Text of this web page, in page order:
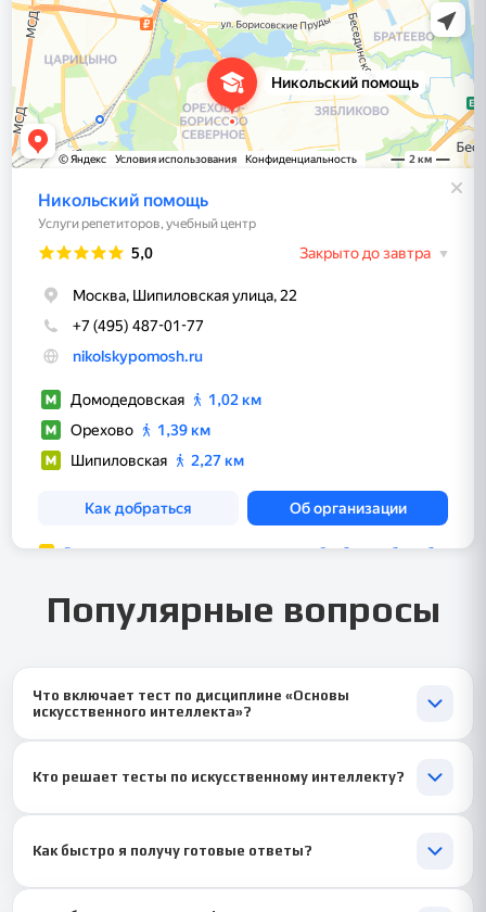
Популярные вопросы
Что включает тест по дисциплине «Основы
искусственного интеллекта»?
обработку данных и интеллектуальные системы 🤖
Кто решает тесты по искусственному интеллекту?
данных и программирования 👨‍💻
Как быстро я получу готовые ответы?